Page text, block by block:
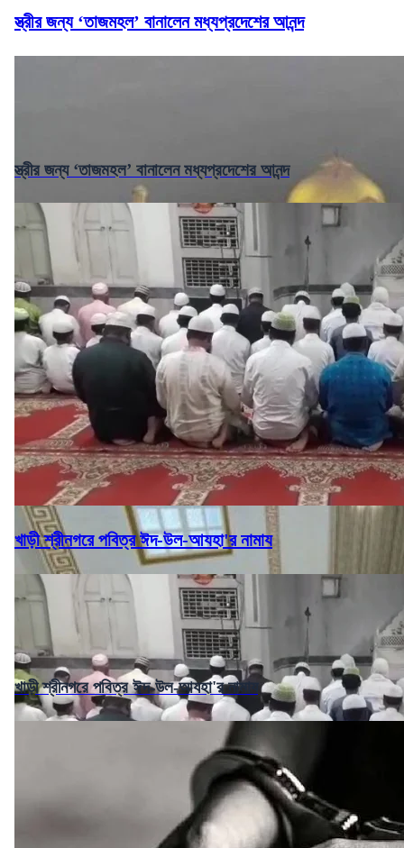
স্ত্রীর জন্য ‘তাজমহল’ বানালেন মধ্যপ্রদেশের আনন্দ
স্ত্রীর জন্য ‘তাজমহল’ বানালেন মধ্যপ্রদেশের আনন্দ
খাড়ী শ্রীনগরে পবিত্র ঈদ-উল-আযহা'র নামায
খাড়ী শ্রীনগরে পবিত্র ঈদ-উল-আযহা'র নামায